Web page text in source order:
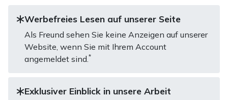
Werbefreies Lesen auf unserer Seite
Als Freund sehen Sie keine Anzeigen auf unserer
Website, wenn Sie mit Ihrem Account
angemeldet sind.*
Exklusiver Einblick in unsere Arbeit